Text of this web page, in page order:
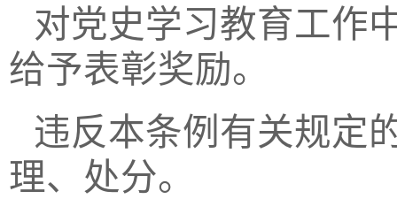
对党史学习教育工作
给予表彰奖励。
违反本条例有关规定
理、处分。